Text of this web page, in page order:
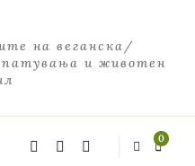
на веганска/
патувања и животен
0